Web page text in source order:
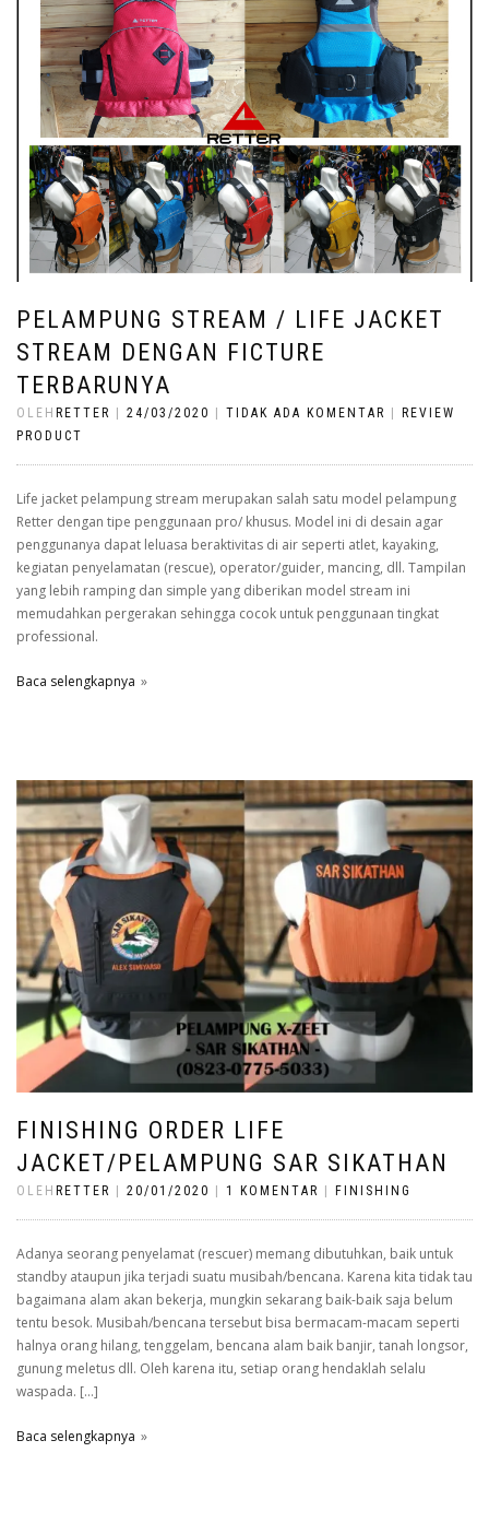
PELAMPUNG STREAM / LIFE JACKET
STREAM DENGAN FICTURE
TERBARUNYA
OLEH RETTER 24/03/2020 TIDAK ADA KOMENTAR
REVIEW
PRODUCT
Life jacket pelampung stream merupakan salah satu model pelampung
Retter dengan tipe penggunaan pro/ khusus. Model ini di desain agar
penggunanya dapat leluasa beraktivitas di air seperti atlet, kayaking,
kegiatan penyelamatan (rescue), operator/guider, mancing, dll. Tampilan
yang lebih ramping dan simple yang diberikan model stream ini
memudahkan pergerakan sehingga cocok untuk penggunaan tingkat
professional.
Baca selengkapnya
FINISHING ORDER LIFE
JACKET/PELAMPUNG SAR SIKATHAN
OLEH RETTER | 20/01/2020 | 1 KOMENTAR | FINISHING
Adanya seorang penyelamat (rescuer) memang dibutuhkan, baik untuk
standby ataupun jika terjadi suatu musibah/bencana. Karena kita tidak tau
bagaimana alam akan bekerja, mungkin sekarang baik-baik saja belum
tentu besok. Musibah/bencana tersebut bisa bermacam-macam seperti
halnya orang hilang, tenggelam, bencana alam baik banjir, tanah longsor,
gunung meletus dll. Oleh karena itu, setiap orang hendaklah selalu
waspada. […]
Baca selengkapnya